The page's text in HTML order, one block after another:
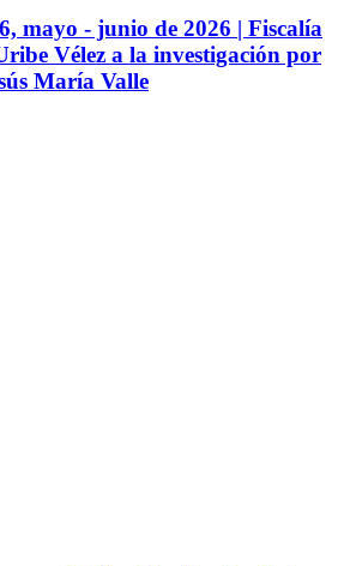
mayo - junio de 2026 | Fiscalía
Vélez a la investigación por
María Valle